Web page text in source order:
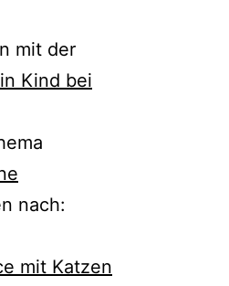
mit der
Kind bei
nach:
mit Katzen